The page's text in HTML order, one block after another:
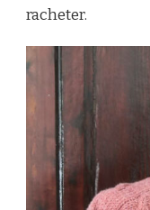
racheter.